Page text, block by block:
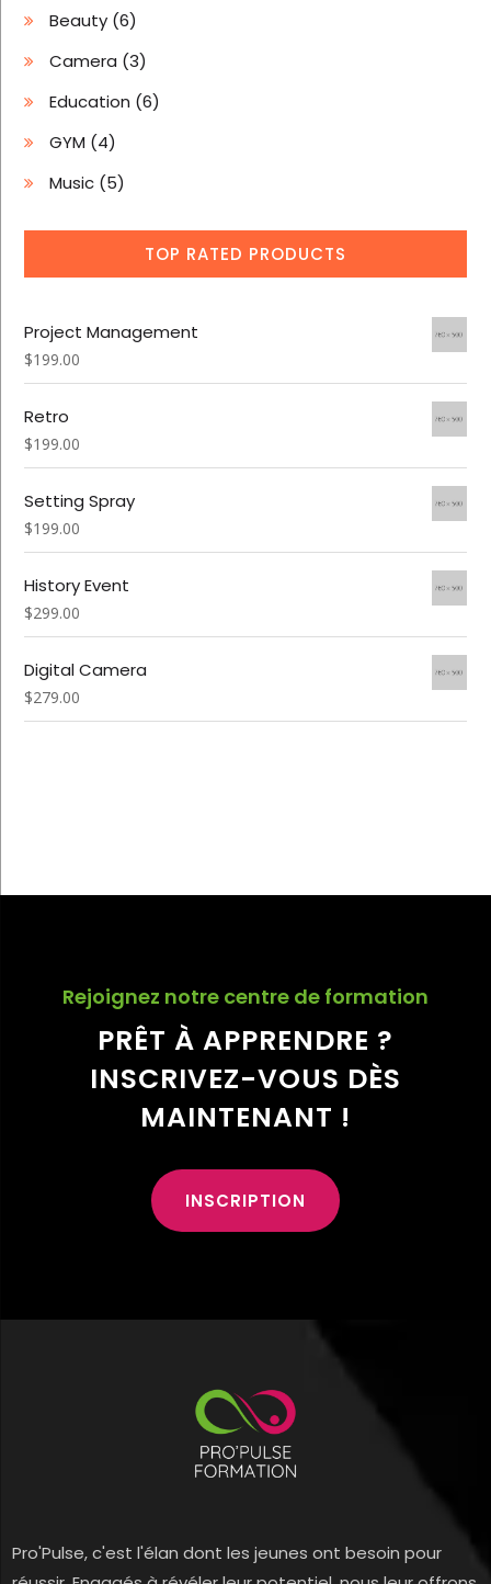
Beauty 66
produits
Camera 33
produits
Education 66
GYM 44
produits
Music 55
TOP RATED PRODUCTS
Project Management
$199.00
Retro
$199.00
Setting Spray
$199.00
History Event
$299.00
Digital Camera
$279.00
Rejoignez notre centre de formation
PRÊT À APPRENDRE ?
INSCRIVEZ-VOUS DÈS
MAINTENANT !
INSCRIPTION
Pro'Pulse, c'est l'élan dont les jeunes ont besoin pour